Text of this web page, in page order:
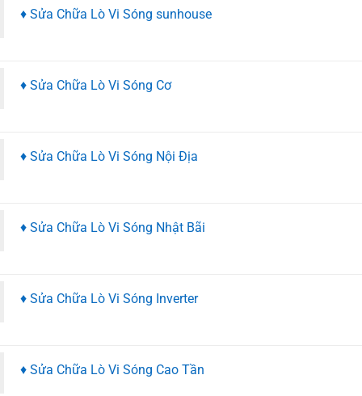
♦ Sửa Chữa Lò Vi Sóng sunhouse
♦ Sửa Chữa Lò Vi Sóng Cơ
♦ Sửa Chữa Lò Vi Sóng Nội Địa
♦ Sửa Chữa Lò Vi Sóng Nhật Bãi
♦ Sửa Chữa Lò Vi Sóng Inverter
♦ Sửa Chữa Lò Vi Sóng Cao Tần